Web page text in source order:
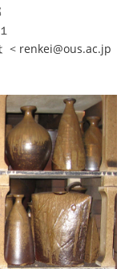
renkei@ous.ac.jp